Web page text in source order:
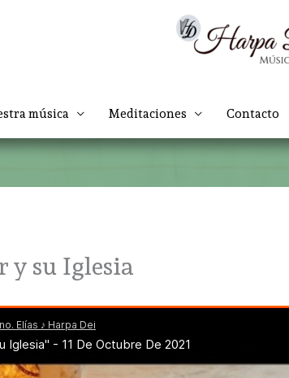
música Meditaciones Contacto
y su Iglesia